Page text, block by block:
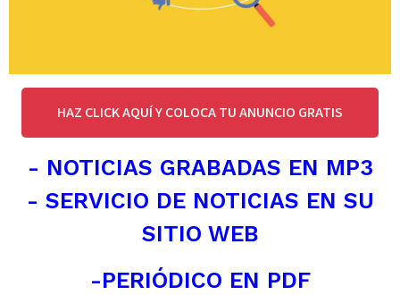
HAZ CLICK AQUÍ Y COLOCA TU ANUNCIO GRATIS
- NOTICIAS GRABADAS EN MP3
- SERVICIO DE NOTICIAS EN SU
SITIO WEB
-PERIÓDICO EN PDF